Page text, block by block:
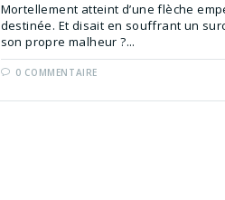
Mortellement atteint d’une flèche
destinée. Et disait en souffrant un
son propre malheur ?...
0 COMMENTAIRE